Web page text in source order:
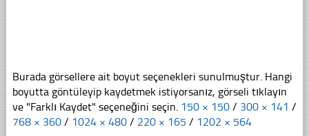
Burada görsellere ait boyut seçenekleri sunulmuştur. Hangi
boyutta göntüleyip kaydetmek istiyorsanız, görseli tıklayın
ve "Farklı Kaydet" seçeneğini seçin. 150 × 150 / 300 × 141 /
768 × 360 / 1024 × 480 / 220 × 165 / 1202 × 564